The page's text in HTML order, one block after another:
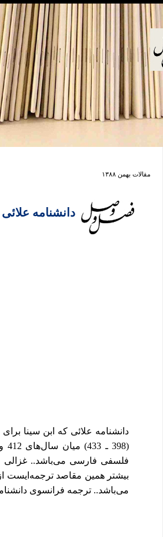
مقالات بهمن ۱۳۸۸
دانشنامه علائی
دانشنامه علائی که ابن سینا
فلسفی فارسی می‌باشد.. غزالی
بیشتر همین مقاصد ترجمه‌ایست
می‌باشد.. ترجمه فرانسوی